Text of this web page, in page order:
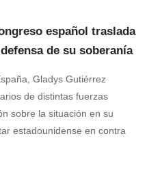
español traslada
de su soberanía
Gladys Gutiérrez
de distintas fuerzas
sobre la situación en su
estadounidense en contra